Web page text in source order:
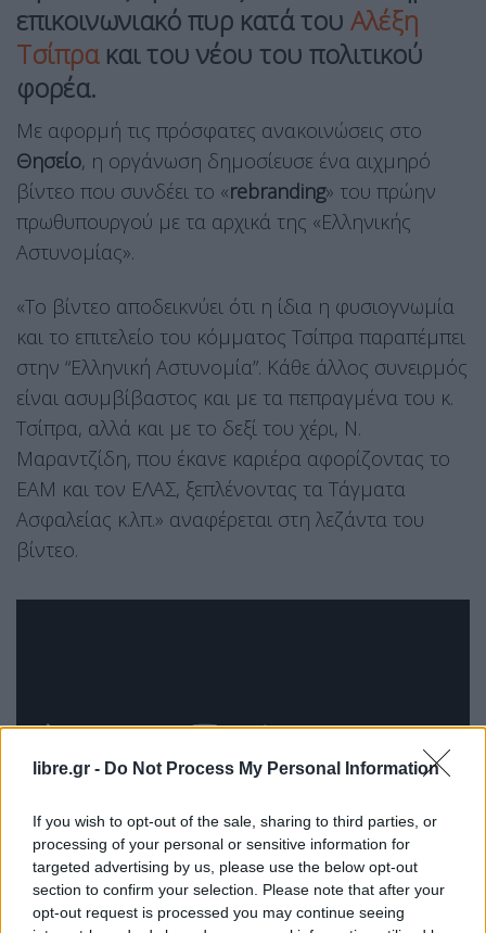
libre.gr - Do Not Process My Personal Information
If you wish to opt-out of the sale, sharing to third parties, or
processing of your personal or sensitive information for
targeted advertising by us, please use the below opt-out
section to confirm your selection. Please note that after your
opt-out request is processed you may continue seeing
επικοινωνιακό πυρ κατά του Αλέξη
Τσίπρακαι του νέου του πολιτικού
φορέα.
Με αφορμή τις πρόσφατες ανακοινώσεις στο
Θησείο, η οργάνωση δημοσίευσε ένα αιχμηρό
βίντεο που συνδέει το «rebranding» του πρώην
πρωθυπουργού με τα αρχικά της «Ελληνικής
Αστυνομίας».
«Το βίντεο αποδεικνύει ότι η ίδια η φυσιογνωμία
και το επιτελείο του κόμματος Τσίπρα παραπέμπει
στην “Ελληνική Αστυνομία”. Κάθε άλλος συνειρμός
είναι ασυμβίβαστος και με τα πεπραγμένα του κ.
Τσίπρα, αλλά και με το δεξί του χέρι, Ν.
Μαραντζίδη, που έκανε καριέρα αφορίζοντας το
ΕΑΜ και τον ΕΛΑΣ, ξεπλένοντας τα Τάγματα
Ασφαλείας κ.λπ.» αναφέρεται στη λεζάντα του
βίντεο.